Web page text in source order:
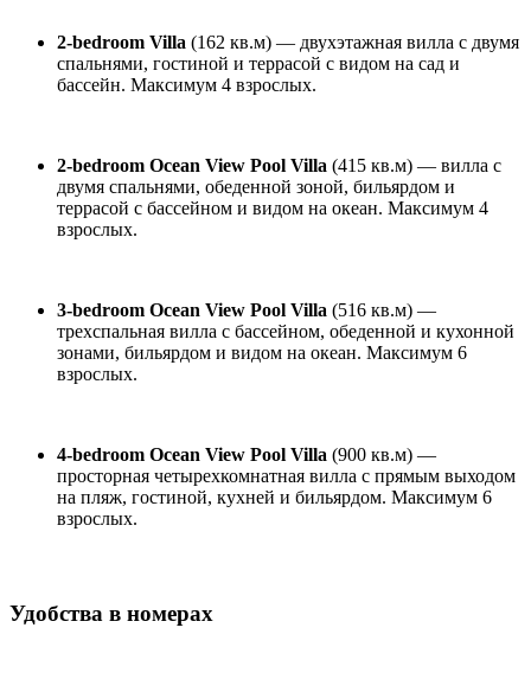
2-bedroom Villa (162 кв.м) — двухэтажная вилла с двумя
спальнями, гостиной и террасой с видом на сад и
бассейн. Максимум 4 взрослых.
2-bedroom Ocean View Pool Villa (415 кв.м) — вилла с
двумя спальнями, обеденной зоной, бильярдом и
террасой с бассейном и видом на океан. Максимум 4
взрослых.
3-bedroom Ocean View Pool Villa (516 кв.м) —
трехспальная вилла с бассейном, обеденной и кухонной
зонами, бильярдом и видом на океан. Максимум 6
взрослых.
4-bedroom Ocean View Pool Villa (900 кв.м) —
просторная четырехкомнатная вилла с прямым выходом
на пляж, гостиной, кухней и бильярдом. Максимум 6
взрослых.
Удобства в номерах